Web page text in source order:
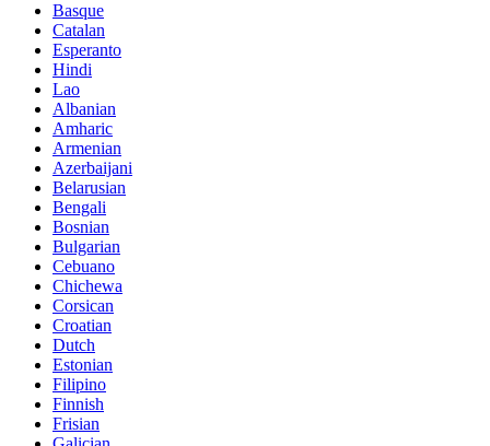
Basque
Catalan
Esperanto
Hindi
Lao
Albanian
Amharic
Armenian
Azerbaijani
Belarusian
Bengali
Bosnian
Bulgarian
Cebuano
Chichewa
Corsican
Croatian
Dutch
Estonian
Filipino
Finnish
Frisian